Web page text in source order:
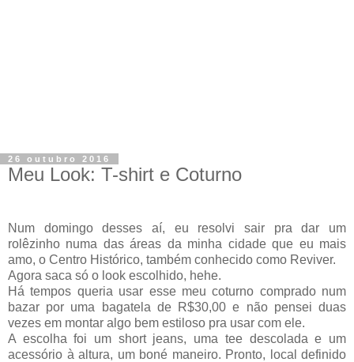
26 outubro 2016
Meu Look: T-shirt e Coturno
Num domingo desses aí, eu resolvi sair pra dar um
rolêzinho numa das áreas da minha cidade que eu mais
amo, o Centro Histórico, também conhecido como Reviver.
Agora saca só o look escolhido, hehe.
Há tempos queria usar esse meu coturno comprado num
bazar por uma bagatela de R$30,00 e não pensei duas
vezes em montar algo bem estiloso pra usar com ele.
A escolha foi um short jeans, uma tee descolada e um
acessório à altura, um boné maneiro. Pronto, local definido